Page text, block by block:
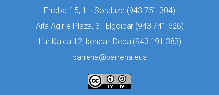
Errabal 15, 1. · Soraluze (943 751 304)
Aita Agirre Plaza, 3 · Elgoibar (943 741 626)
Ifar Kalea 12, behea · Deba (943 191 383)
barrena@barrena.eus